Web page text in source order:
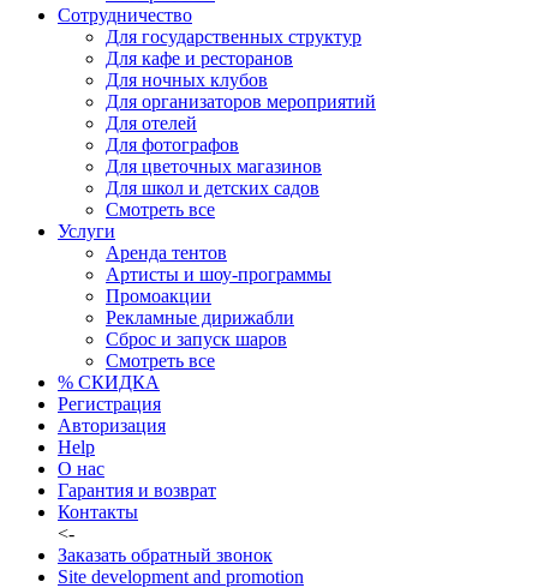
Сотрудничество
Для государственных структур
Для кафе и ресторанов
Для ночных клубов
Для организаторов мероприятий
Для отелей
Для фотографов
Для цветочных магазинов
Для школ и детских садов
Смотреть все
Услуги
Аренда тентов
Артисты и шоу-программы
Промоакции
Рекламные дирижабли
Сброс и запуск шаров
Смотреть все
% СКИДКА
Регистрация
Авторизация
Help
О нас
Гарантия и возврат
Контакты
<-
Заказать обратный звонок
Site development and promotion